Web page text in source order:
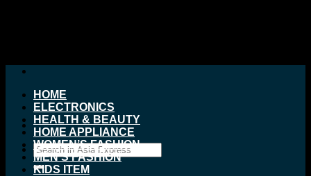
Search
for:
HOME
ELECTRONICS
HEALTH & BEAUTY
HOME APPLIANCE
WOMEN’S FASHION
MEN’S FASHION
KIDS ITEM